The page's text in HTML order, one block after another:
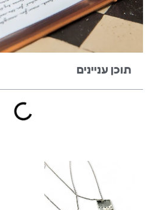
תוכן עניינים